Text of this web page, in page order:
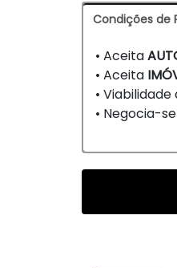
Condições de
• Aceita
• Aceita
•
• Negocia-